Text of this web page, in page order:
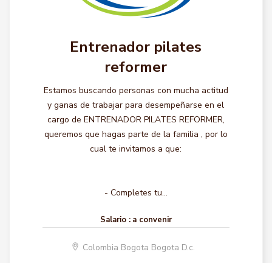
Entrenador pilates
reformer
Estamos buscando personas con mucha actitud
y ganas de trabajar para desempeñarse en el
cargo de ENTRENADOR PILATES REFORMER,
queremos que hagas parte de la familia , por lo
cual te invitamos a que:
- Completes tu...
Salario : a convenir
Colombia Bogota Bogota D.c.